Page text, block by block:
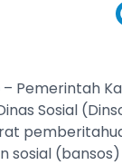
– Pemerintah
Sosial
sosial